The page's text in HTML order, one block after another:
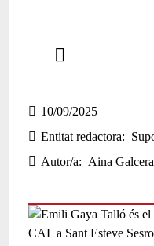
10/09/2025
Entitat redactora
Autor/a
Aina